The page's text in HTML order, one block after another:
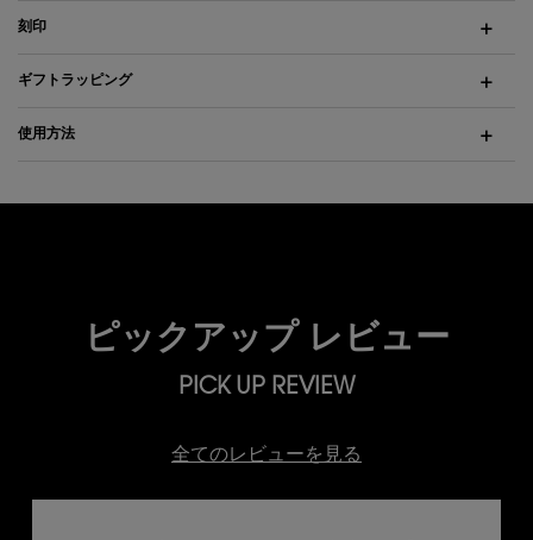
刻印
ギフトラッピング
使用方法
ピックアップ レビュー
PICK UP REVIEW
全てのレビューを見る